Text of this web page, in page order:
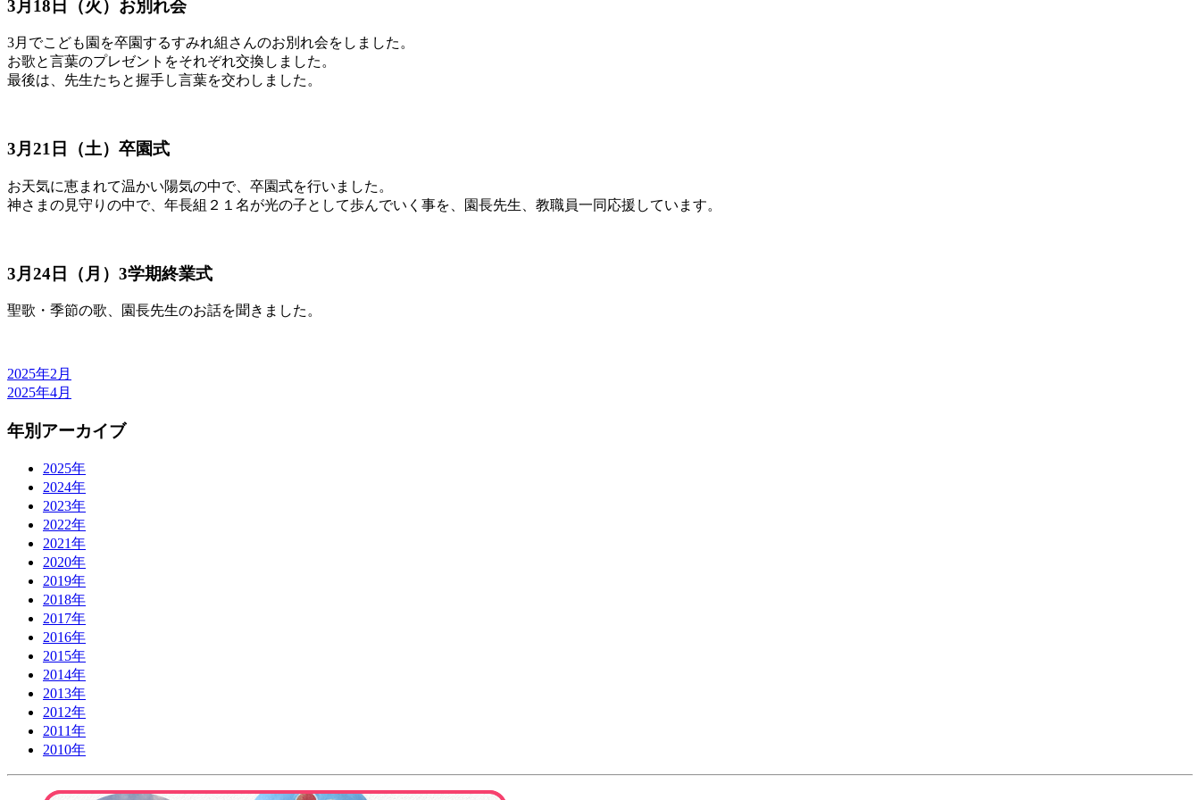
3月18日（火）お別れ会
3月でこども園を卒園するすみれ組さんのお別れ会をしました。
お歌と言葉のプレゼントをそれぞれ交換しました。
最後は、先生たちと握手し言葉を交わしました。
3月21日 （土） 卒園式
お天気に恵まれて温かい陽気の中で、卒園式を行いました。
神さまの見守りの中で、年長組２１名が光の子として歩んでいく事を、園長先生、教職員一同応援しています。
3月24日（月）3学期終業式
聖歌・季節の歌、園長先生のお話を聞きました。
2025年2月
2025年4月
年別アーカイブ
2025年
2024年
2023年
2022年
2021年
2020年
2019年
2018年
2017年
2016年
2015年
2014年
2013年
2012年
2011年
2010年